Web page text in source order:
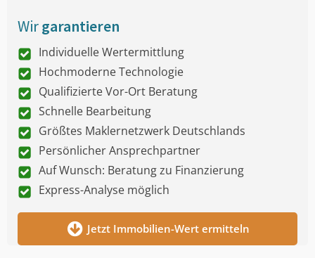
Wirgarantieren
Individuelle Wertermittlung
Hochmoderne Technologie
Qualifizierte Vor-Ort Beratung
Schnelle Bearbeitung
Größtes Maklernetzwerk Deutschlands
Persönlicher Ansprechpartner
Auf Wunsch: Beratung zu Finanzierung
Express-Analyse möglich
Jetzt Immobilien-Wert ermitteln